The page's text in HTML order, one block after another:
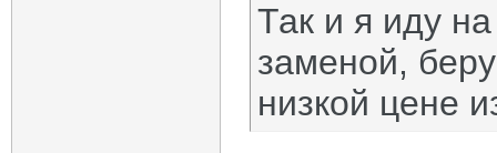
Так и я иду
заменой,
низкой цене